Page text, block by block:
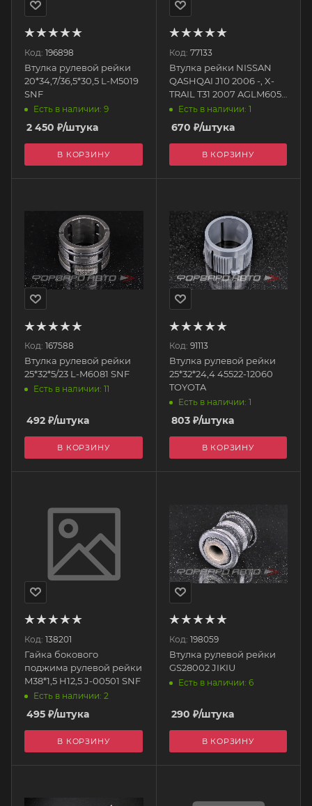
Код: 196898
Втулка рулевой рейки
20*34,7/36,5*30,5 L-M5019
SNF
Есть в наличии: 9
2 450 ₽/штука
В КОРЗИНУ
Код: 77133
Втулка рейки NISSAN
QASHQAI J10 2006 -, X-
TRAIL T31 2007 AGLM6058
AUTO-GUR
Есть в наличии: 1
670 ₽/штука
В КОРЗИНУ
Код: 167588
Втулка рулевой рейки
25*32*5/23 L-M6081 SNF
Есть в наличии: 11
492 ₽/штука
В КОРЗИНУ
Код: 91113
Втулка рулевой рейки
25*32*24,4 45522-12060
TOYOTA
Есть в наличии: 1
803₽/штука
В КОРЗИНУ
Код: 138201
Гайка бокового
поджима рулевой рейки
M38*1,5 H12,5 J-00501 SNF
Есть в наличии: 2
495 ₽/штука
В КОРЗИНУ
Код: 198059
Втулка рулевой рейки
GS28002 JIKIU
Есть в наличии: 6
290 ₽/штука
В КОРЗИНУ